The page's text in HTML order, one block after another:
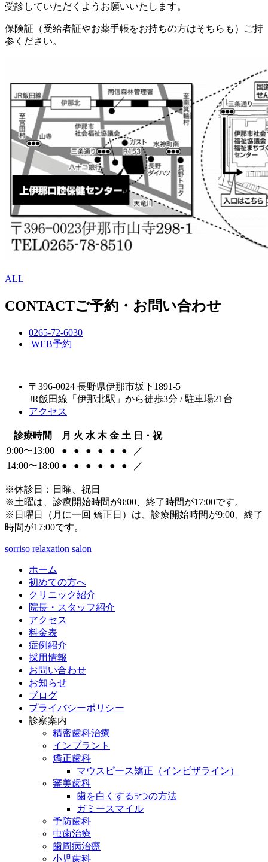
受診していただくようお願いいたします。
保険証（受給者証やお薬手帳をお持ちの方はそちらも）ご持
参ください。
ALL
CONTACTご予約・お問い合わせ
0265-72-6030
WEB予約
〒396-0024 長野県伊那市坂下1891-5
JR飯田線「伊那北駅」から徒歩3分 / 駐車場21台
アクセス
診療時間 月 火 水 木 金 土 日・祝
9:00〜13:00
● ● ● ● ● ●
／
14:00〜18:00 ● ● ● ● ● ● ／
※休診日：日曜、祝日
※土曜は、診療開始時間が8:00、終了時間が17:00です。
※日曜日（月に一回 矯正日）は、診療開始時間が9:00、終了
時間が17:00です。
sorriso relaxation salon
ホーム
初めての方へ
クリニック紹介
院長・スタッフ紹介
アクセス
料金表
症例紹介
採用情報
お問い合わせ
お知らせ
ブログ
プライバシーポリシー
診察案内
精密歯科治療
インプラント
矯正歯科
マウスピース矯正（インビザライン）
審美歯科
歯を白くする5つの方法
ガミースマイル
予防歯科
虫歯治療
歯周病治療
小児歯科